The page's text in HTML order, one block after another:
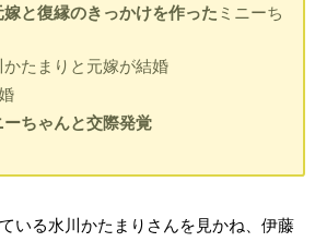
嫁と復縁のきっかけを作った ミニーち
たまりと元嫁が結婚
ーちゃんと交際発覚
いる水川かたまりさんを見かね、伊藤